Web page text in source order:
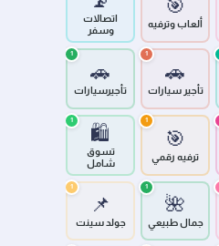
🎯
ألعاب وترفيه
اتصالات
وسفر
🚗
تأجير سيارات
1
🚗
تأجيرسيارات
1
🎯
ترفيه رقمي
1
🛍️
تسوق
شامل
1
🌺
جمال طبيعي
1
📌
جولد سينت
1